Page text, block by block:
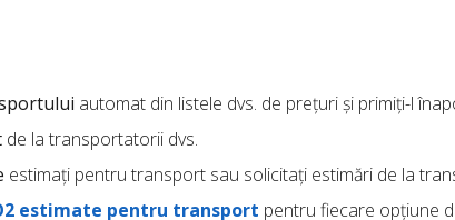
automat din listele dvs. de prețuri și primiți-l
de la transportatorii dvs.
estimați pentru transport sau solicitați estimări de la
estimate pentru transport pentru fiecare opțiune